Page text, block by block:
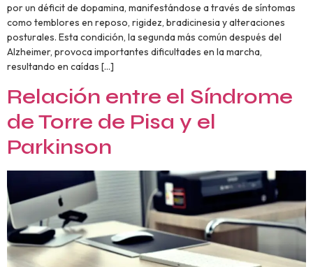
por un déficit de dopamina, manifestándose a través de síntomas
como temblores en reposo, rigidez, bradicinesia y alteraciones
posturales. Esta condición, la segunda más común después del
Alzheimer, provoca importantes dificultades en la marcha,
resultando en caídas […]
Relación entre el Síndrome
de Torre de Pisa y el
Parkinson